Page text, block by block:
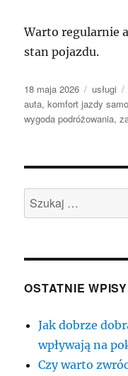
Warto regularnie
stan pojazdu.
Data
publikacji
18 maja 2026 usługi
auta,komfort jazdy
wygoda podróżowania,
Szukaj:
OSTATNIE WPISY
Jak dobrze
wpływają na
Czy warto